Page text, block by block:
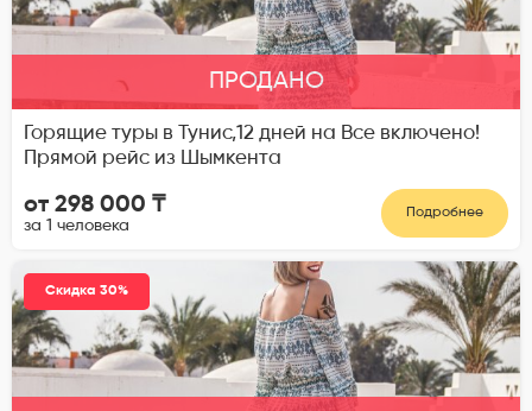
ПРОДАНО
Горящие туры в Тунис,12 дней на Все включено!
Прямой рейс из Шымкента
от 298 000 ₸
за 1 человека
Подробнее
Скидка 30%